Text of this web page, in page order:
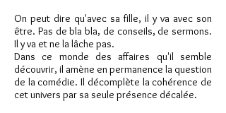
On peut dire qu'avec sa fille, il y va avec son
être. Pas de bla bla, de conseils, de sermons.
Il y va et ne la lâche pas.
Dans ce monde des affaires qu'il semble
découvrir, il amène en permanence la question
de la comédie. Il décomplète la cohérence de
cet univers par sa seule présence décalée.